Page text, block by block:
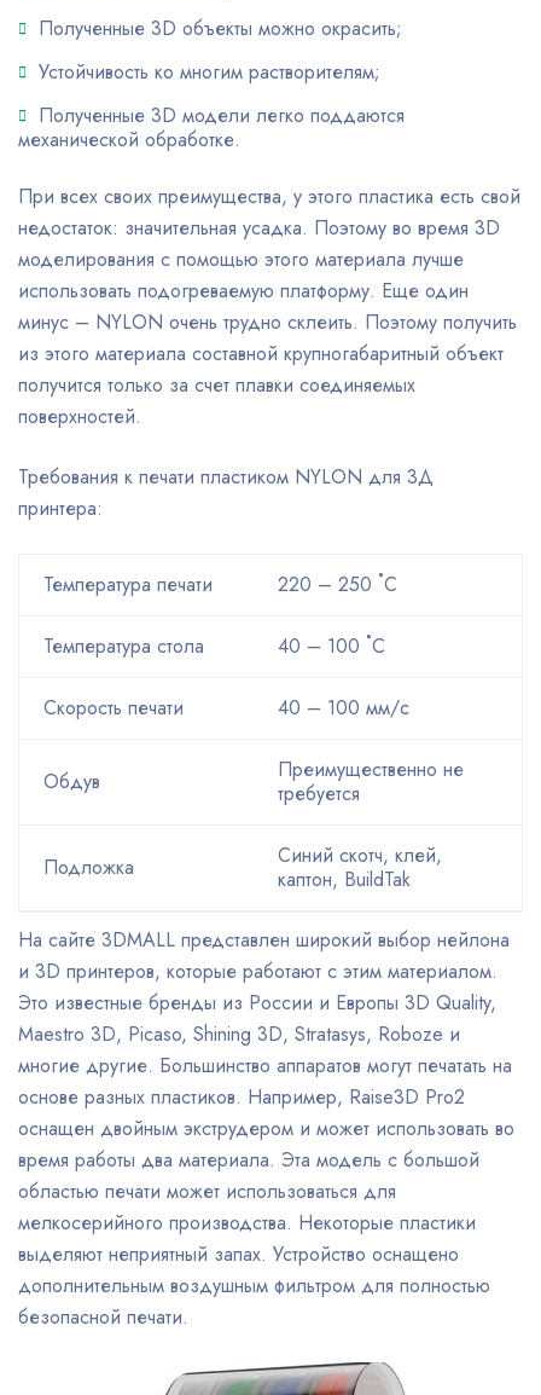
Полученные 3D объекты можно окрасить;
Устойчивость ко многим растворителям;
Полученные 3D модели легко поддаются
механической обработке.
При всех своих преимущества, у этого пластика есть свой
недостаток: значительная усадка. Поэтому во время 3D
моделирования с помощью этого материала лучше
использовать подогреваемую платформу. Еще один
минус – NYLON очень трудно склеить. Поэтому получить
из этого материала составной крупногабаритный объект
получится только за счет плавки соединяемых
поверхностей.
Требования к печати пластиком NYLON для 3Д
принтера:
Температура печати 220 – 250 ˚С
Температура стола 40 – 100 ˚С
Скорость печати 40 – 100 мм/с
Обдув
Преимущественно не
требуется
Подложка
Синий скотч, клей,
каптон, BuildTak
На сайте 3DMALL представлен широкий выбор нейлона
и 3D принтеров, которые работают с этим материалом.
Это известные бренды из России и Европы 3D Quality,
Maestro 3D, Picaso, Shining 3D, Stratasys, Roboze и
многие другие. Большинство аппаратов могут печатать на
основе разных пластиков. Например, Raise3D Pro2
оснащен двойным экструдером и может использовать во
время работы два материала. Эта модель с большой
областью печати может использоваться для
мелкосерийного производства. Некоторые пластики
выделяют неприятный запах. Устройство оснащено
дополнительным воздушным фильтром для полностью
безопасной печати.